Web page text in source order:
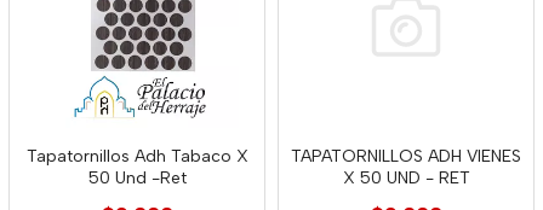
Tapatornillos Adh Tabaco X
50 Und -Ret
TAPATORNILLOS ADH VIENES
X 50 UND - RET